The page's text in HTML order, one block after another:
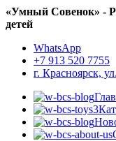
«Умный Совенок» -
детей
WhatsApp
+7 913 520 7755
г. Красноярск,